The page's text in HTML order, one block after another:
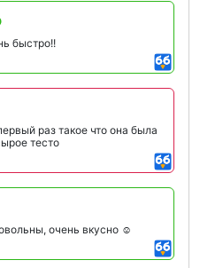
быстро!!
раз такое что она была
тесто
очень вкусно ☺